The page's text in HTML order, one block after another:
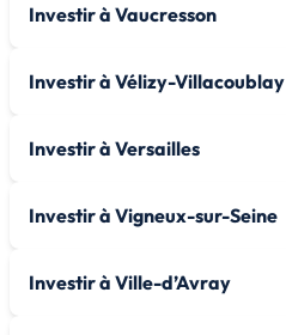
Investir à Vaucresson
Investir à Vélizy-Villacoublay
Investir à Versailles
Investir à Vigneux-sur-Seine
Investir à Ville-d’Avray